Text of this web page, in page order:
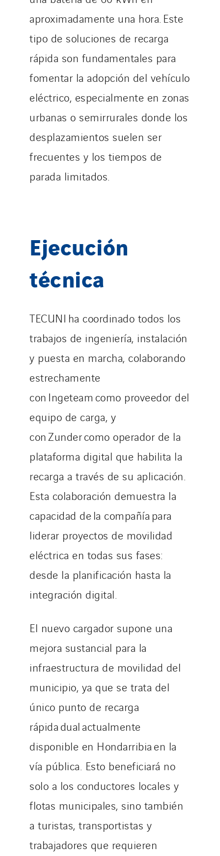
aproximadamente una hora. Este
tipo de soluciones de recarga
rápida son fundamentales para
fomentar la adopción del vehículo
eléctrico, especialmente en zonas
urbanas o semirrurales donde los
desplazamientos suelen ser
frecuentes y los tiempos de
parada limitados.
Ejecución
técnica
TECUNI ha coordinado todos los
trabajos de ingeniería, instalación
y puesta en marcha, colaborando
estrechamente
con Ingeteam como proveedor del
equipo de carga, y
con Zunder como operador de la
plataforma digital que habilita la
recarga a través de su aplicación.
Esta colaboración demuestra la
capacidad de la compañía para
liderar proyectos de movilidad
eléctrica en todas sus fases:
desde la planificación hasta la
integración digital.
El nuevo cargador supone una
mejora sustancial para la
infraestructura de movilidad del
municipio, ya que se trata del
único punto de recarga
rápida dual actualmente
disponible en Hondarribia en la
vía pública. Esto beneficiará no
solo a los conductores locales y
flotas municipales, sino también
a turistas, transportistas y
trabajadores que requieren